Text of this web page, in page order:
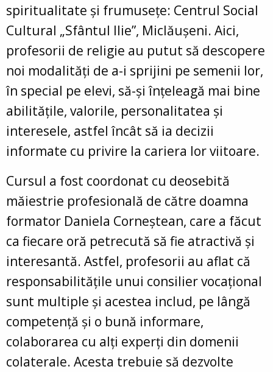
spiritualitate și frumusețe: Centrul Social
Cultural „Sfântul Ilie”, Miclăușeni. Aici,
profesorii de religie au putut să descopere
noi modalități de a-i sprijini pe semenii lor,
în special pe elevi, să-și înțeleagă mai bine
abilitățile, valorile, personalitatea și
interesele, astfel încât să ia decizii
informate cu privire la cariera lor viitoare.
Cursul a fost coordonat cu deosebită
măiestrie profesională de către doamna
formator Daniela Corneștean, care a făcut
ca fiecare oră petrecută să fie atractivă și
interesantă. Astfel, profesorii au aflat că
responsabilitățile unui consilier vocațional
sunt multiple și acestea includ, pe lângă
competență și o bună informare,
colaborarea cu alți experți din domenii
colaterale. Acesta trebuie să dezvolte